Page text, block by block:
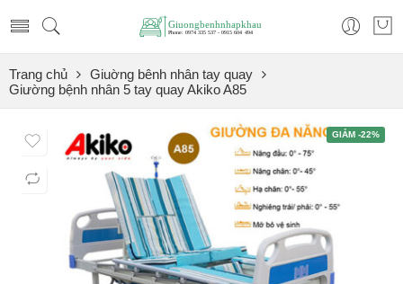
Trang chủ
Giuờng bênh nhân tay quay
Giường bệnh nhân 5 tay quay Akiko A85
GIẢM -22%